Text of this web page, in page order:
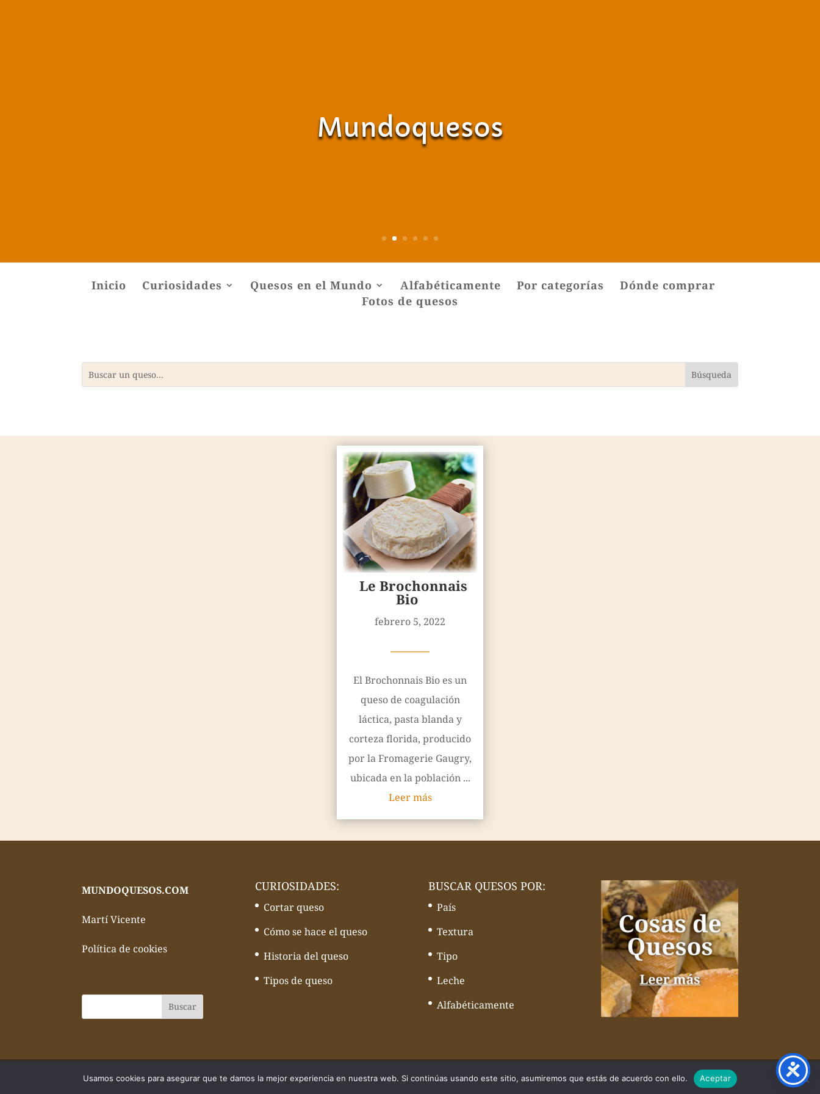
Mundoquesos
Inicio Curiosidades Quesos en el Mundo Alfabéticamente Por categorías
Dónde comprar
Fotos de quesos
Le Brochonnais
Bio
febrero 5, 2022
————
El Brochonnais Bio es un
queso de coagulación
láctica, pasta blanda y
corteza florida, producido
por la Fromagerie Gaugry,
ubicada en la población ...
Leer más
MUNDOQUESOS.COM
Martí Vicente
Política de cookies
CURIOSIDADES:
Cortar queso
Cómo se hace el queso
Historia del queso
Tipos de queso
BUSCAR QUESOS POR:
País
Textura
Tipo
Leche
Alfabéticamente
© Todos los derechos reservados Mundoquesos - Web desarrollado porVolcànic Internet
Usamos cookies para asegurar que te damos la mejor experiencia en nuestra web. Si continúas usando este sitio, asumiremos que estás de acuerdo con ello. Aceptar